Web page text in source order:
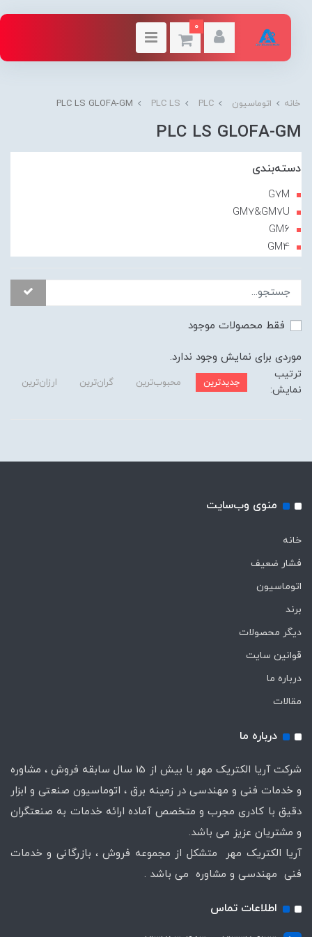
0
خانه اتوماسیون PLC
PLC LS
PLC LS GLOFA-GM
PLC LS GLOFA-GM
دسته‌بندی
G7M
GM7&GM7U
GM6
GM4
فقط محصولات موجود
موردی برای نمایش وجود ندارد.
ترتیب
نمایش:
جدیدترین محبوب‌ترین گران‌ترین ارزان‌ترین
منوی وب‌سایت
خانه
فشار ضعیف
اتوماسیون
برند
دیگر محصولات
قوانین سایت
درباره ما
مقالات
درباره ما
شرکت آریا الکتریک مهر با بیش از 15 سال سابقه فروش ، مشاوره
و خدمات فنی و مهندسی در زمینه برق ، اتوماسیون صنعتی و ابزار
دقیق با کادری مجرب و متخصص آماده ارائه خدمات به صنعتگران
و مشتریان عزیز می باشد.
آریا الکتریک مهر متشکل از مجموعه فروش ، بازرگانی و خدمات
فنی مهندسی و مشاوره می باشد .
اطلاعات تماس